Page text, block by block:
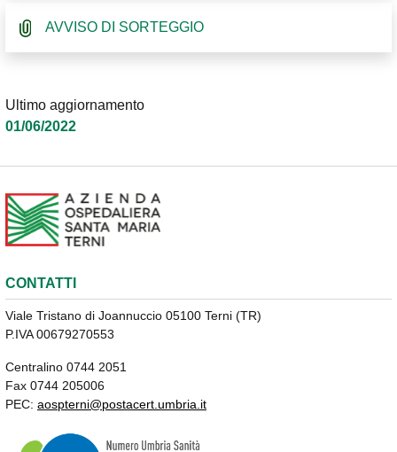
AVVISO DI SORTEGGIO
Ultimo aggiornamento
01/06/2022
CONTATTI
Viale Tristano di Joannuccio 05100 Terni (TR)
P.IVA 00679270553
Centralino 0744 2051
Fax 0744 205006
PEC: aospterni@postacert.umbria.it